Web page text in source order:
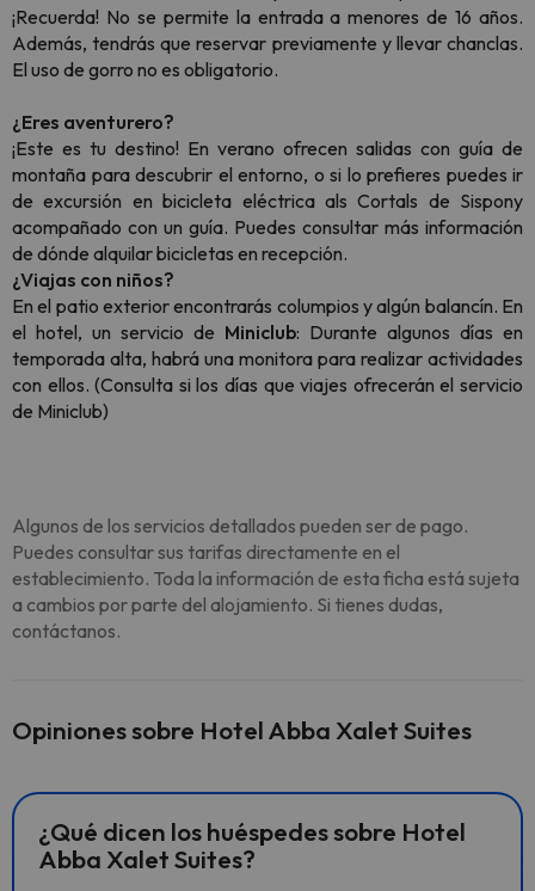
¡Recuerda! No se permite la entrada a menores de 16 años.
Además, tendrás que reservar previamente y llevar chanclas.
El uso de gorro no es obligatorio.
¿Eres aventurero?
¡Este es tu destino! En verano ofrecen salidas con guía de
montaña para descubrir el entorno, o si lo prefieres puedes ir
de excursión en bicicleta eléctrica als Cortals de Sispony
acompañado con un guía. Puedes consultar más información
de dónde alquilar bicicletas en recepción.
¿Viajas con niños?
En el patio exterior encontrarás columpios y algún balancín. En
el hotel, un servicio de Miniclub: Durante algunos días en
temporada alta, habrá una monitora para realizar actividades
con ellos. (Consulta si los días que viajes ofrecerán el servicio
de Miniclub)
Algunos de los servicios detallados pueden ser de pago.
Puedes consultar sus tarifas directamente en el
establecimiento. Toda la información de esta ficha está sujeta
a cambios por parte del alojamiento. Si tienes dudas,
contáctanos.
Opiniones sobre Hotel Abba Xalet Suites
¿Qué dicen los huéspedes sobre Hotel
Abba Xalet Suites?